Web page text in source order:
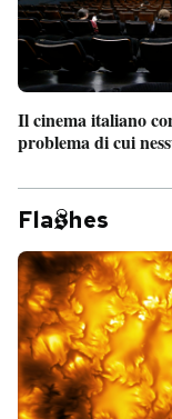
Il cinema italiano
problema di cui
Fla hes